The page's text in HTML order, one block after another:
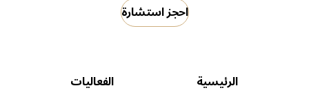
احجز استشارة
الرئيسية
الفعاليات